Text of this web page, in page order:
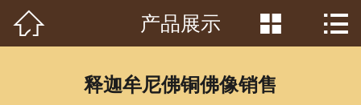
首页
 产品展示  
释迦牟尼佛铜佛像销售